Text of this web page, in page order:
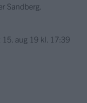
Sandberg.
15. aug 19 kl. 17:39